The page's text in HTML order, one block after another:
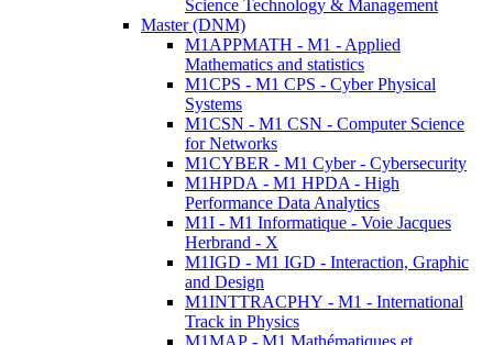
Science Technology & Management
Master (DNM)
M1APPMATH - M1 - Applied
Mathematics and statistics
M1CPS - M1 CPS - Cyber Physical
Systems
M1CSN - M1 CSN - Computer Science
for Networks
M1CYBER - M1 Cyber - Cybersecurity
M1HPDA - M1 HPDA - High
Performance Data Analytics
M1I - M1 Informatique - Voie Jacques
Herbrand - X
M1IGD - M1 IGD - Interaction, Graphic
and Design
M1INTTRACPHY - M1 - International
Track in Physics
M1MAP - M1 Mathématiques et